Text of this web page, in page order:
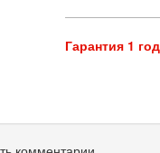
Гарантия 1 год